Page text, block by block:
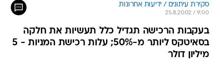
סקירת עיתונים / ידיעות אחרונות
25.8.2002 / 9:00
בעקבות הרכישה תגדיל כלל תעשיות את חלקה
בסאיטקס ליותר מ-50%; עלות רכישת המניות - 5
מיליון דולר